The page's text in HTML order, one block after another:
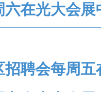
六在光大会展
聘会每周